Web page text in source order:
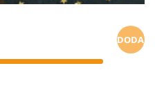
DODAJ